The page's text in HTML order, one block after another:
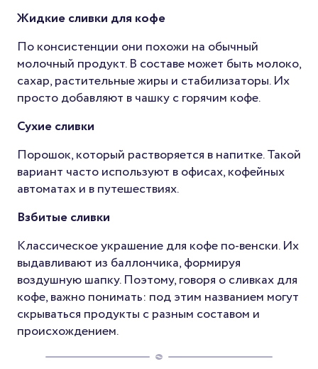
Жидкие сливки для кофе
По консистенции они похожи на обычный
молочный продукт. В составе может быть молоко,
сахар, растительные жиры и стабилизаторы. Их
просто добавляют в чашку с горячим кофе.
Сухие сливки
Порошок, который растворяется в напитке. Такой
вариант часто используют в офисах, кофейных
автоматах и в путешествиях.
Взбитые сливки
Классическое украшение для кофе по-венски. Их
выдавливают из баллончика, формируя
воздушную шапку. Поэтому, говоря о сливках для
кофе, важно понимать: под этим названием могут
скрываться продукты с разным составом и
происхождением.